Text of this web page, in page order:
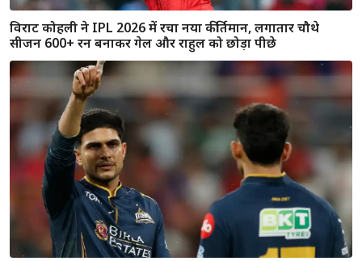
29 गेंदों में 97 रन ठोक वैभव सूर्यवंशी ने मचाया तहलका, टूट गया बड़ा
रिकॉर्ड